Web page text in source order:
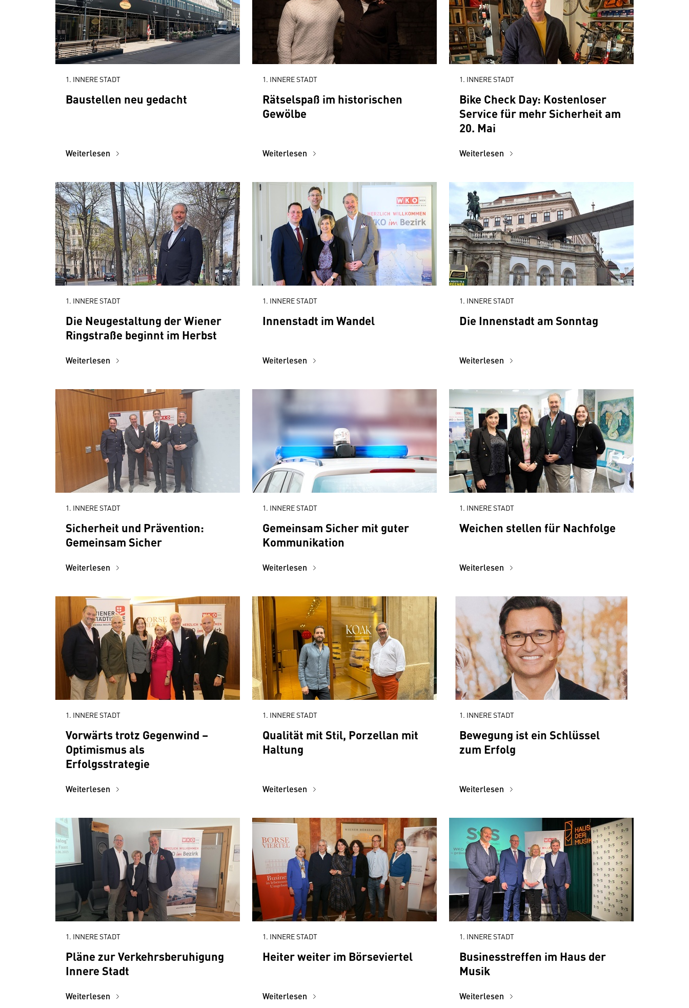
1. INNERE STADT
Baustellen neu gedacht
Weiterlesen
1. INNERE STADT
Rätselspaß im historischen
Gewölbe
Weiterlesen
1. INNERE STADT
Bike Check Day: Kostenloser
Service für mehr Sicherheit am
20. Mai
Weiterlesen
1. INNERE STADT
Die Neugestaltung der Wiener
Ringstraße beginnt im Herbst
Weiterlesen
1. INNERE STADT
Innenstadt im Wandel
Weiterlesen
1. INNERE STADT
Die Innenstadt am Sonntag
Weiterlesen
1. INNERE STADT
Sicherheit und Prävention:
Gemeinsam Sicher
Weiterlesen
1. INNERE STADT
Gemeinsam Sicher mit guter
Kommunikation
Weiterlesen
1. INNERE STADT
Weichen stellen für Nachfolge
Weiterlesen
1. INNERE STADT
Vorwärts trotz Gegenwind –
Optimismus als
Erfolgsstrategie
Weiterlesen
1. INNERE STADT
Qualität mit Stil, Porzellan mit
Haltung
Weiterlesen
1. INNERE STADT
Bewegung ist ein Schlüssel
zum Erfolg
Weiterlesen
1. INNERE STADT
Pläne zur Verkehrsberuhigung
Innere Stadt
Weiterlesen
1. INNERE STADT
Heiter weiter im Börseviertel
Weiterlesen
1. INNERE STADT
Businesstreffen im Haus der
Musik
Weiterlesen